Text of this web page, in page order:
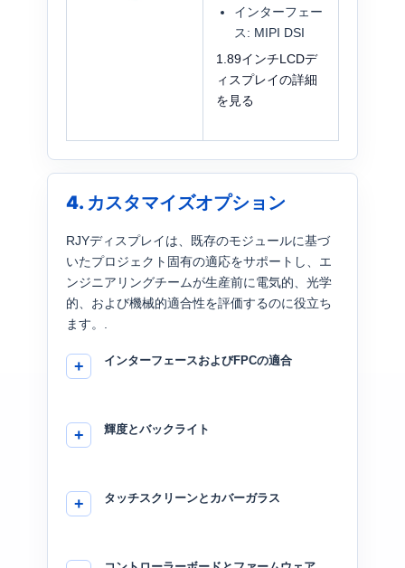
インターフェー
ス: MIPI DSI
1.89インチLCDデ
ィスプレイの詳細
を見る
4. カスタマイズオプション
RJYディスプレイは、既存のモジュールに基づ
いたプロジェクト固有の適応をサポートし、エ
ンジニアリングチームが生産前に電気的、光学
的、および機械的適合性を評価するのに役立ち
ます。.
インターフェースおよびFPCの適合
輝度とバックライト
タッチスクリーンとカバーガラス